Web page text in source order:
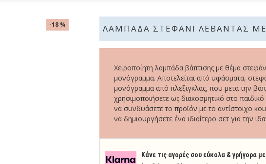
-18 % ΛΑΜΠΆΔΑ ΣΤΕΦΆΝΙ ΛΕΒΆΝΤΑΣ
Κάνε τις αγορές σου εύκολα & γρήγορα με
Χειροποίητη λαμπάδα βάπτισης με θέμα
μονόγραμμα. Αποτελείται από υφάσματα,
μονόγραμμα από πλεξιγκλάς, που μετά την
χρησιμοποιήσετε ως διακοσμητικό στο
να συνδυάσετε το προϊόν με το αντίστοιχο
να δημιουργήσετε ένα ιδιαίτερο σετ για την